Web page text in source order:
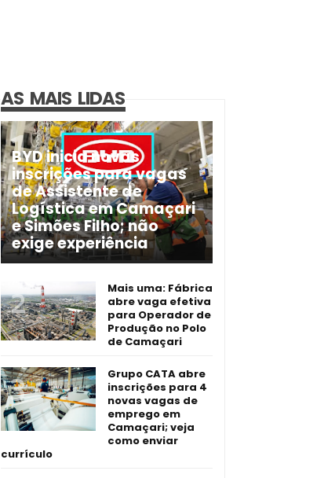
AS MAIS LIDAS
BYD inicia novas
inscrições para vagas
de Assistente de
Logística em Camaçari
e Simões Filho; não
exige experiência
Mais uma: Fábrica
abre vaga efetiva
para Operador de
Produção no Polo
de Camaçari
Grupo CATA abre
inscrições para 4
novas vagas de
emprego em
Camaçari; veja
como enviar
currículo